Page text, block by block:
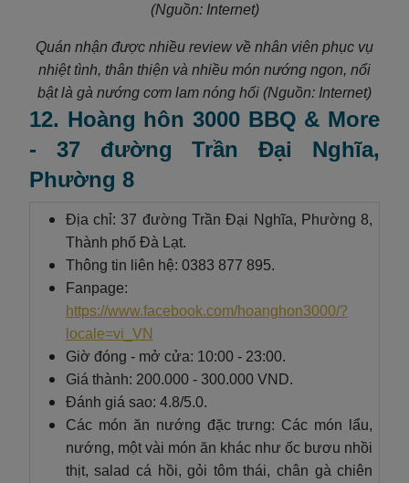
(Nguồn: Internet)
Quán nhận được nhiều review về nhân viên phục vụ
nhiệt tình, thân thiện và nhiều món nướng ngon, nổi
bật là gà nướng cơm lam nóng hổi (Nguồn: Internet)
12. Hoàng hôn 3000 BBQ & More
- 37 đường Trần Đại Nghĩa,
Phường 8
Địa chỉ: 37 đường Trần Đại Nghĩa, Phường 8,
Thành phố Đà Lạt.
Thông tin liên hệ: 0383 877 895.
Fanpage:
https://www.facebook.com/hoanghon3000/?
locale=vi_VN
Giờ đóng - mở cửa: 10:00 - 23:00.
Giá thành: 200.000 - 300.000 VND.
Đánh giá sao: 4.8/5.0.
Các món ăn nướng đặc trưng: Các món lẩu,
nướng, một vài món ăn khác như ốc bươu nhồi
thịt, salad cá hồi, gỏi tôm thái, chân gà chiên